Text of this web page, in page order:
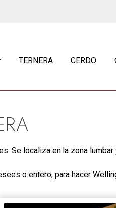
TERNERA CERDO
Se localiza en la zona
o entero, para hacer